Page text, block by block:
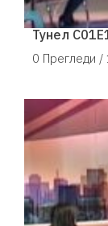
Тунел
0 Прегледи /